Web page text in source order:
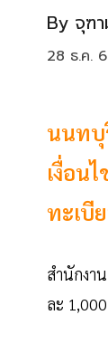
By จุฑ
28 ธ.ค.
นนทบุ
เงื่อน
ทะเบี
สำนักงา
ละ